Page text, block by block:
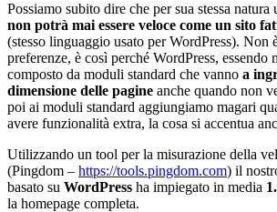
Possiamo subito dire che per sua stessa natura
non potrà mai essere veloce come un sito
(stesso linguaggio usato per WordPress). Non
preferenze, è così perché WordPress, essendo
composto da moduli standard che vanno a
dimensione delle pagine anche quando non
poi ai moduli standard aggiungiamo magari
avere funzionalità extra, la cosa si accentua
Utilizzando un tool per la misurazione della
(Pingdom – https://tools.pingdom.com) il
basato su WordPress ha impiegato in media
la homepage completa.